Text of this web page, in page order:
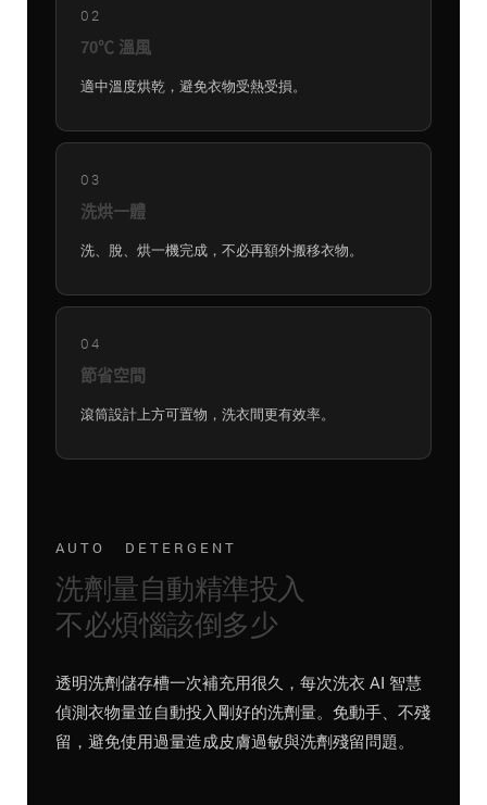
02
70℃ 溫風
適中溫度烘乾，避免衣物受熱受損。
03
洗烘一體
洗、脫、烘一機完成，不必再額外搬移衣物。
04
節省空間
滾筒設計上方可置物，洗衣間更有效率。
AUTO DETERGENT
洗劑量自動精準投入
不必煩惱該倒多少
透明洗劑儲存槽一次補充用很久，每次洗衣 AI 智慧
偵測衣物量並自動投入剛好的洗劑量。免動手、不殘
留，避免使用過量造成皮膚過敏與洗劑殘留問題。